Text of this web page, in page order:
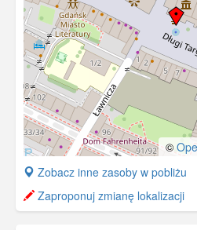
©
+
−
Zobacz inne zasoby w pobliżu
Zaproponuj zmianę lokalizacji